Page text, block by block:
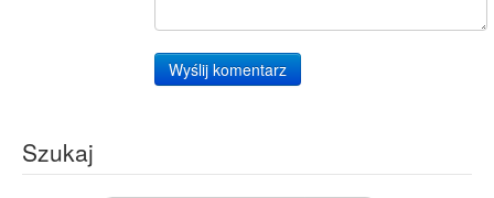
Wyślij komentarz
Szukaj